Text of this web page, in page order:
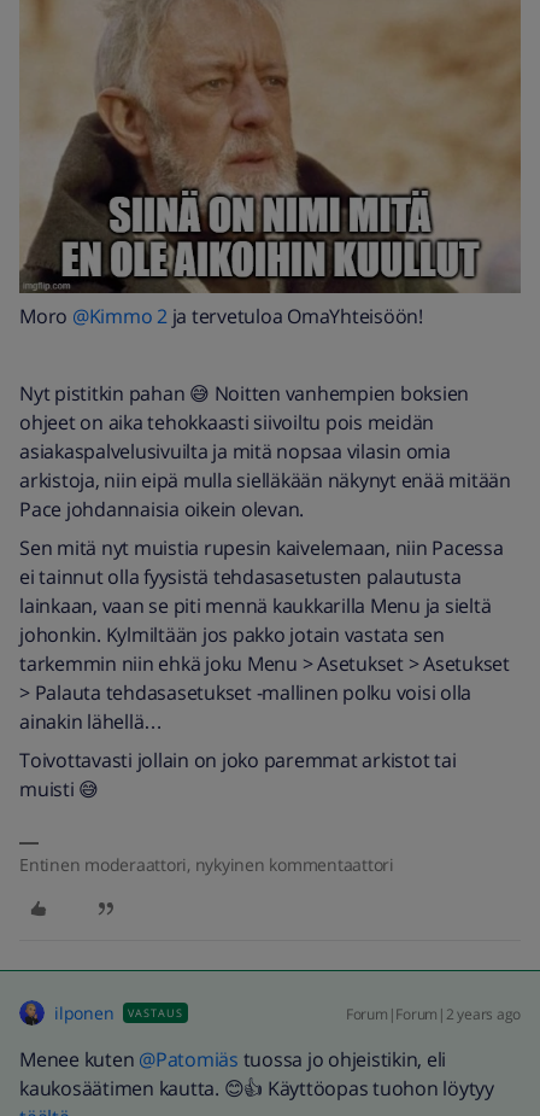
Moro @Kimmo 2ja tervetuloa OmaYhteisöön!
Nyt pistitkin pahan 😅 Noitten vanhempien boksien
ohjeet on aika tehokkaasti siivoiltu pois meidän
asiakaspalvelusivuilta ja mitä nopsaa vilasin omia
arkistoja, niin eipä mulla sielläkään näkynyt enää mitään
Pace johdannaisia oikein olevan.
Sen mitä nyt muistia rupesin kaivelemaan, niin Pacessa
ei tainnut olla fyysistä tehdasasetusten palautusta
lainkaan, vaan se piti mennä kaukkarilla Menu ja sieltä
johonkin. Kylmiltään jos pakko jotain vastata sen
tarkemmin niin ehkä joku Menu > Asetukset > Asetukset
> Palauta tehdasasetukset -mallinen polku voisi olla
ainakin lähellä…
Toivottavasti jollain on joko paremmat arkistot tai
muisti 😅
Entinen moderaattori, nykyinen kommentaattori
ilponen VASTAUS Forum|Forum|2 years ago
Menee kuten @Patomiäs tuossa jo ohjeistikin, eli
kaukosäätimen kautta. 😊👍 Käyttöopas tuohon löytyy